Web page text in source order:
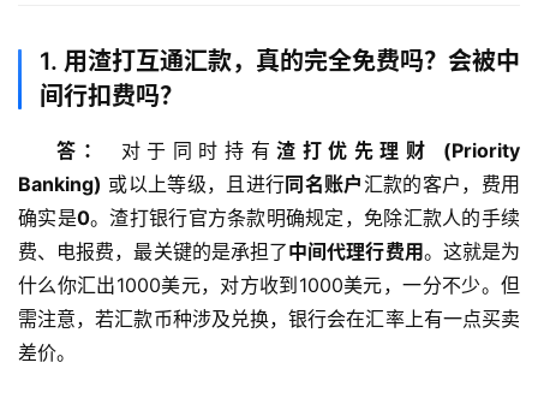
1. 用渣打互通汇款，真的完全免费吗？会被中
间行扣费吗？
答： 对于同时持有渣打优先理财 (Priority
Banking) 或以上等级，且进行同名账户 汇款的客户，费用
确实是0。渣打银行官方条款明确规定，免除汇款人的手续
费、电报费，最关键的是承担了中间代理行费用。这就是为
什么你汇出1000美元，对方收到1000美元，一分不少。但
需注意，若汇款币种涉及兑换，银行会在汇率上有一点买卖
差价。